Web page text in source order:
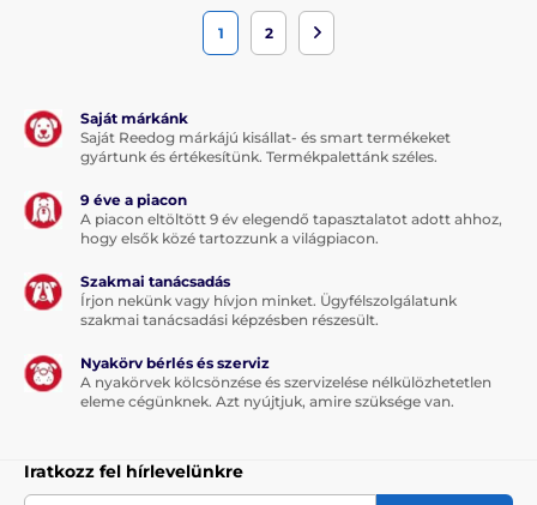
1 2
Saját márkánk
Saját Reedog márkájú kisállat- és smart termékeket
gyártunk és értékesítünk. Termékpalettánk széles.
9 éve a piacon
A piacon eltöltött 9 év elegendő tapasztalatot adott ahhoz,
hogy elsők közé tartozzunk a világpiacon.
Szakmai tanácsadás
Írjon nekünk vagy hívjon minket. Ügyfélszolgálatunk
szakmai tanácsadási képzésben részesült.
Nyakörv bérlés és szerviz
A nyakörvek kölcsönzése és szervizelése nélkülözhetetlen
eleme cégünknek. Azt nyújtjuk, amire szüksége van.
Iratkozz fel hírlevelünkre